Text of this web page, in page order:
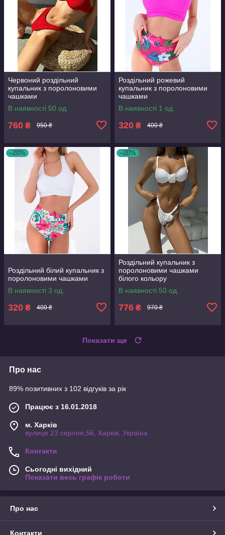
Червоний роздільний
купальник з поролоновими
чашками
В наявності 50 од.
760 ₴ 950 ₴
Роздільний рожевий
купальник з поролоновими
чашками
В наявності 1 од.
320 ₴ 400 ₴
–20%
Роздільний білий купальник з
поролоновими чашками
В наявності 3 од.
320 ₴ 400 ₴
–20%
Роздільний купальник з
поролоновими чашками
білого кольору
В наявності 50 од.
776 ₴ 970 ₴
Показати ще
Про нас
89% позитивних з 102 відгуків за рік
Працює з 16.01.2018
м. Харків
вулиця 23 серпня,56, Харків, Україна
Контакти
Сьогодні вихідний
Показати весь графік роботи
Про нас
Контакти